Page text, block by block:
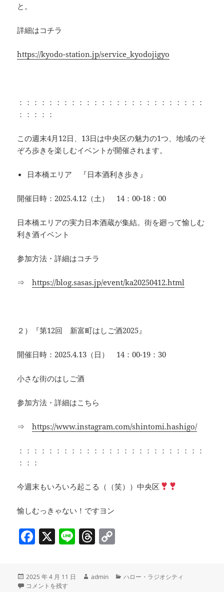
と。
詳細はコチラ
https://kyodo-station.jp/service_kyodojigyo
：：：：：：：：：：：：：：：：：：：：：：：：：
：：：：：
この週末4月12日、13日は中央区の魅力の1つ、地域のそ
ぞろ歩きを楽しむイベントが開催されます。
日本橋エリア 『日本酒利き歩き』
開催日時：2025.4.12（土） 14：00-18：00
日本橋エリアの実力日本酒蔵が集結。街を廻って愉しむ
利き酒イベント
参加方法・詳細はコチラ
⇒https://blog.sasas.jp/event/ka20250412.html
２）『第12回 新富町はしご酒2025』
開催日時：2025.4.13（日） 14：00-19：30
小さな街のはしご酒
参加方法・詳細はこちら
⇒https://www.instagram.com/shintomi.hashigo/
：：：：：：：：：：：：：：：：：：：：：：：：：
：：：
今週末もいろいろ起こる（（笑））中央区
愉しむっきゃない！ですヨン
F
c
e
X Li T
a y
投
稿
2025 年 4 月 11 日
作
admin
カ
ハロー・ラジオシティ
４月のヤエチカ情報！ / 協働ステーションNAVI / 日本橋エリア 『
コメントを残す